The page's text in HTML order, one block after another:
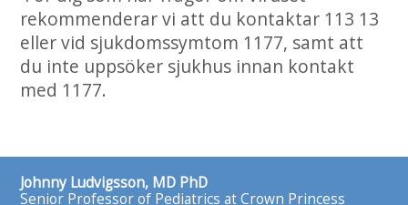
rekommenderar vi att du kontaktar 113 13
eller vid sjukdomssymtom 1177, samt att
du inte uppsöker sjukhus innan kontakt
med 1177.
Johnny Ludvigsson, MD PhD
Senior Professor of Pediatrics at Crown Princess